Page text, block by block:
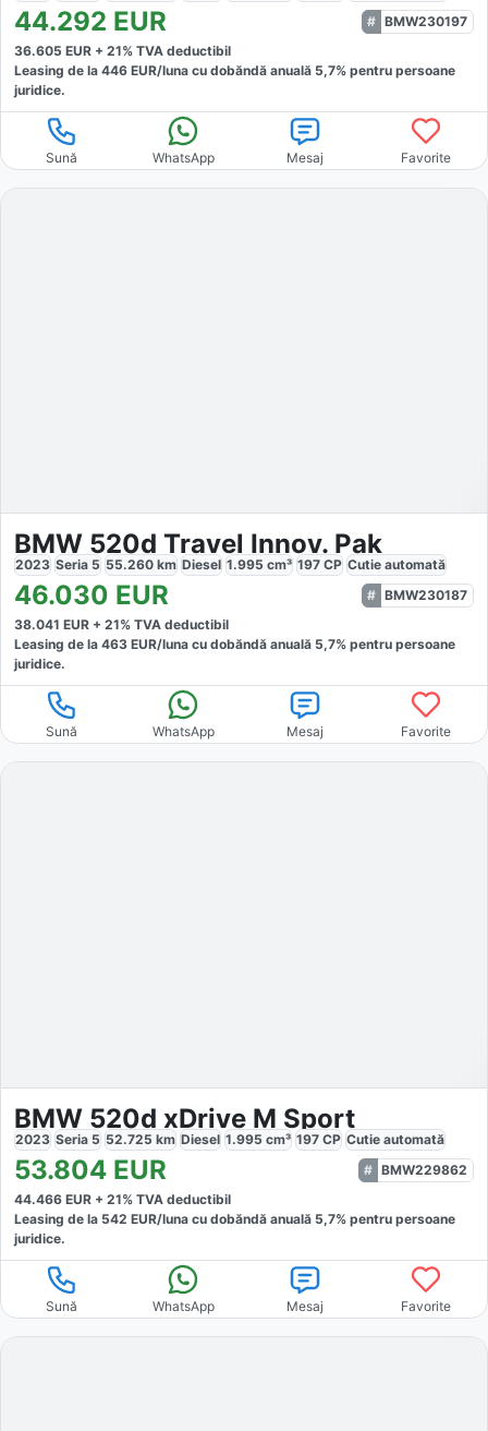
44.292 EUR
BMW230197
36.605 EUR + 21% TVA deductibil
Leasing de la 446 EUR/luna cu dobăndă anuală 5,7% pentru persoane
juridice.
Sună WhatsApp Mesaj Favorite
BMW 520d Travel Innov. Pak
2023 Seria 5 55.260 km Diesel 1.995 cm³ 197 CP Cutie automată
46.030 EUR
BMW230187
38.041 EUR + 21% TVA deductibil
Leasing de la 463 EUR/luna cu dobăndă anuală 5,7% pentru persoane
juridice.
Sună WhatsApp Mesaj Favorite
BMW 520d xDrive M Sport
2023 Seria 5 52.725 km Diesel 1.995 cm³ 197 CP Cutie automată
53.804 EUR
BMW229862
44.466 EUR + 21% TVA deductibil
Leasing de la 542 EUR/luna cu dobăndă anuală 5,7% pentru persoane
juridice.
Sună WhatsApp Mesaj Favorite